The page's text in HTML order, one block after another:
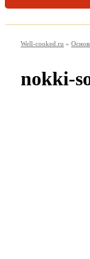
Well-cooked.ru »
nokki-